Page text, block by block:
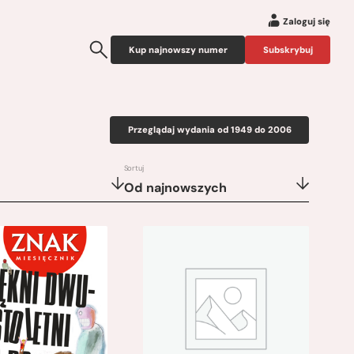
Zaloguj się
Kup najnowszy numer Subskrybuj
Przeglądaj wydania od 1949 do 2006
Sortuj
Od najnowszych